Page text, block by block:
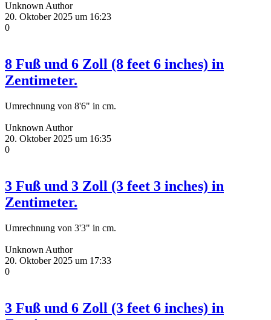
Unknown Author
20. Oktober 2025 um 16:23
0
8 Fuß und 6 Zoll (8 feet 6 inches) in
Zentimeter.
Umrechnung von 8'6" in cm.
Unknown Author
20. Oktober 2025 um 16:35
0
3 Fuß und 3 Zoll (3 feet 3 inches) in
Zentimeter.
Umrechnung von 3'3" in cm.
Unknown Author
20. Oktober 2025 um 17:33
0
3 Fuß und 6 Zoll (3 feet 6 inches) in